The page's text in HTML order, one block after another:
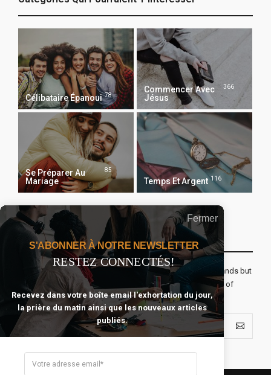
Célibataire Épanoui 78
Commencer Avec
Jésus
366
Se Préparer Au
Mariage
85
Temps Et Argent 116
Recevoir Notre Newsletter Chaque Matin
The real voyage of discovery consists not in seeking new lands but
seeing with new eyes. All journeys have secret destinations of
which the traveler is unaware.
Fermer
S'ABONNER À NOTRE NEWSLETTER
RESTEZ CONNECTÉS!
Recevez dans votre boîte email l'exhortation du jour,
la prière du matin ainsi que les nouveaux articles
publiés.